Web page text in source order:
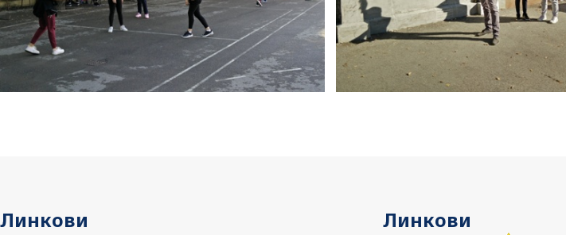
Линкови Линкови